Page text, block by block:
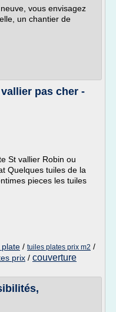
vous envisagez
un chantier de
pas cher -
St vallier Robin ou
Quelques tuiles de la
pieces les tuiles
plate / tuiles plates prix m2 /
prix / couverture